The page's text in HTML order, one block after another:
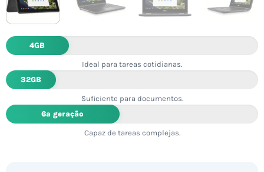
4GB
Ideal para tareas cotidianas.
32GB
Suficiente para documentos.
6ª geração
Capaz de tareas complejas.